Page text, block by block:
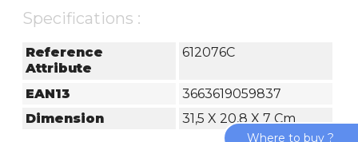
Specifications :
Reference
Attribute
612076C
EAN13
3663619059837
Dimension
31,5 X 20,8 X 7 Cm
Where to buy ?